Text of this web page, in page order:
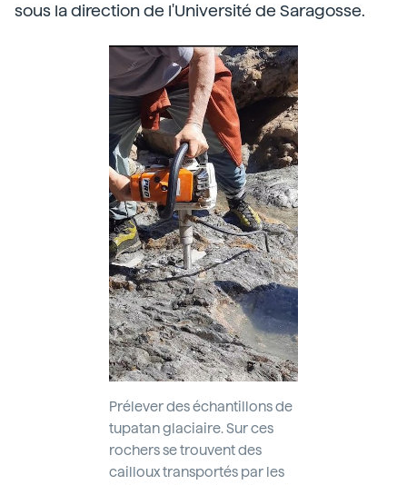
sous la direction de l'Université de Saragosse.
Prélever des échantillons de
tupatan glaciaire. Sur ces
rochers se trouvent des
cailloux transportés par les